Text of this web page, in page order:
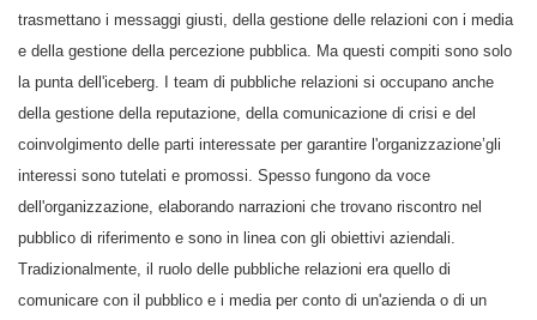
trasmettano i messaggi giusti, della gestione delle relazioni con i media
e della gestione della percezione pubblica. Ma questi compiti sono solo
la punta dell'iceberg. I team di pubbliche relazioni si occupano anche
della gestione della reputazione, della comunicazione di crisi e del
coinvolgimento delle parti interessate per garantire l'organizzazione’gli
interessi sono tutelati e promossi. Spesso fungono da voce
dell'organizzazione, elaborando narrazioni che trovano riscontro nel
pubblico di riferimento e sono in linea con gli obiettivi aziendali.
Tradizionalmente, il ruolo delle pubbliche relazioni era quello di
comunicare con il pubblico e i media per conto di un'azienda o di un